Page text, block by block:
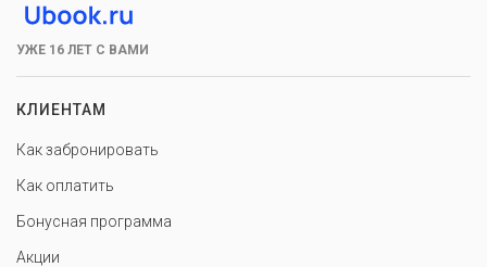
УЖЕ 16 ЛЕТ С ВАМИ
КЛИЕНТАМ
Как забронировать
Как оплатить
Бонусная программа
Акции